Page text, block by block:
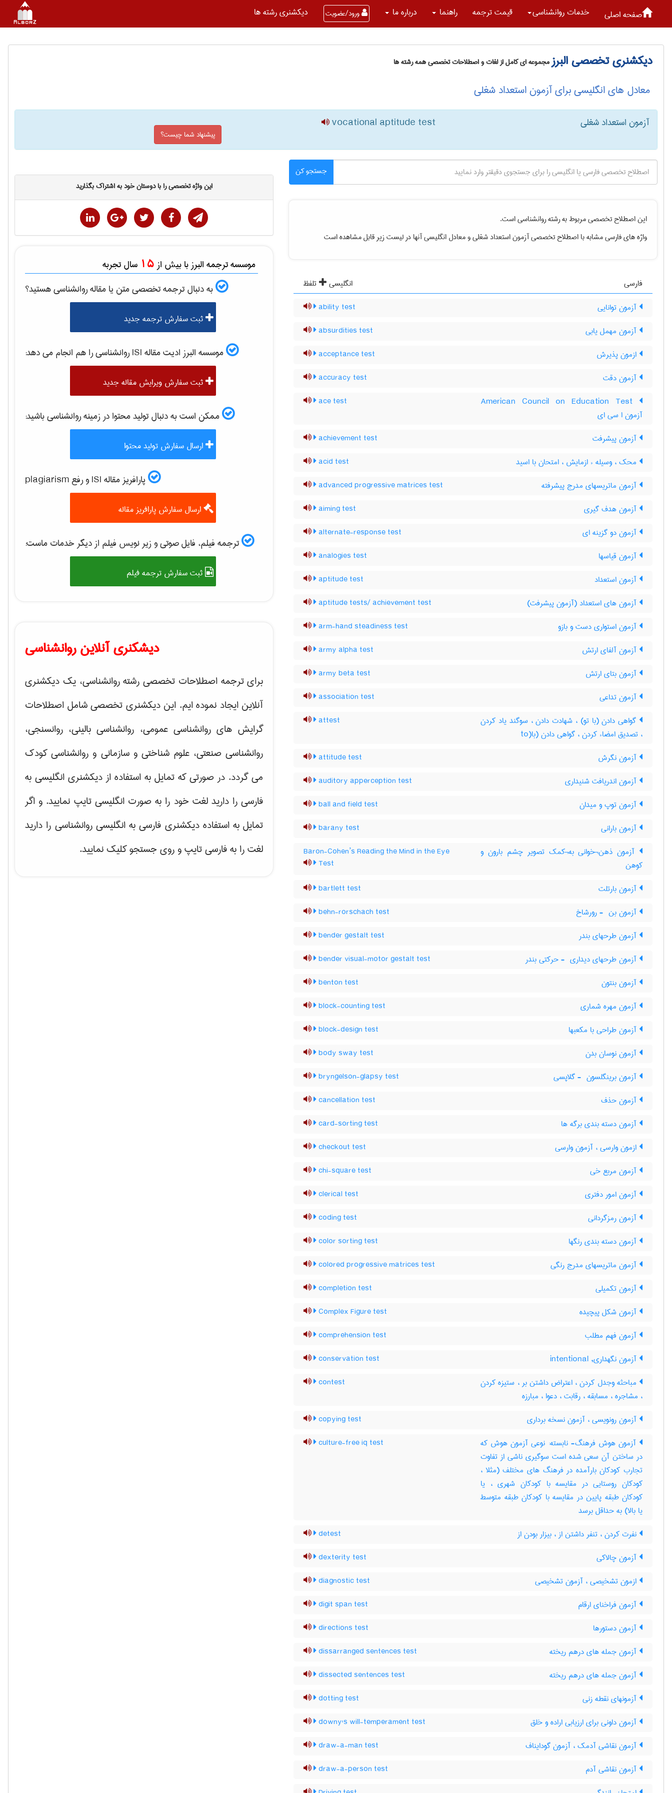
صفحه اصلی خدمات روانشناسی قیمت ترجمه راهنما درباره ما ورود/عضویت دیکشنری رشته ها
دیکشنری تخصصی البرزمجموعه ای کامل از لغات و اصطلاحات تخصصی همه رشته ها
معادل های انگلیسی برای آزمون استعداد شغلی
آزمون استعداد شغلی vocational aptitude test
پیشنهاد شما چیست؟
جستجو کن
این اصطلاح تخصصی مربوط به رشتهروانشناسیاست.
واژه های فارسی مشابه با اصطلاح تخصصیآزمون استعداد شغلیو معادل انگلیسی آنها در لیست زیر قابل مشاهده است
فارسی انگلیسی
تلفظ
آزمون توانایی
ability test
آزمون مهمل یابی absurdities test
ازمون پذیرش acceptance test
آزمون دقت accuracy test
‎American Council on Education Test
آزمون ا سی ای
ace test
آزمون پيشرفت achievement test
محک ، وسیله ء ازمایش ، امتحان با اسید acid test
آزمون ماتریسهای مدرج پیشرفته advanced progressive matrices test
آزمون هدف گیری aiming test
آزمون دو گزینه ای alternate-response test
آزمون قیاسها analogies test
آزمون استعداد aptitude test
آزمون های استعداد (آزمون پیشرفت) aptitude tests/ achievement test
آزمون استواری دست و بازو arm-hand steadiness test
آزمون آلفای ارتش army alpha test
آزمون بتای ارتش army beta test
آزمون تداعی association test
گواهی دادن (با تو) ، شهادت دادن ، سوگند یاد کردن
، تصدیق امضاء کردن ، گواهی دادن (با(to
attest
آزمون نگرش attitude test
آزمون اندریافت شنیداری auditory apperception test
آزمون توپ و میدان ball and field test
آزمون بارانی barany test
آزمون ذهن¬خوانی به¬کمک تصویر چشم بارون و
کوهن
Baron-Cohen’s Reading the Mind in the Eye
Test
آزمون بارتلت bartlett test
آزمون بن ‎ - رورشاخ behn-rorschach test
آزمون طرحهای بندر bender gestalt test
آزمون طرحهای دیداری ‎ - حرکتی بندر bender visual-motor gestalt test
آزمون بنتون benton test
آزمون مهره شماری block-counting test
آزمون طراحی با مکعبها block-design test
آزمون نوسان بدن body sway test
آزمون برینگلسون ‎ - گلاپسی bryngelson-glapsy test
آزمون حذف cancellation test
آزمون دسته بندی برگه ها card-sorting test
ازمون وارسی ، آزمون وارسی checkout test
آزمون مربع خی chi-square test
آزمون امور دفتری clerical test
آزمون رمزگردانی coding test
آزمون دسته بندی رنگها color sorting test
آزمون ماتریسهای مدرج رنگی colored progressive matrices test
آزمون تکمیلی completion test
آزمون شكل پيچيده Complex Figure test
آزمون فهم مطلب comprehension test
آزمون نگهداری, intentional conservation test
مباحثه وجدل کردن ، اعتراض داشتن بر ، ستیزه کردن
، مشاجره ، مسابقه ، رقابت ، دعوا ، مبارزه
contest
آزمون رونویسی ، آزمون نسخه برداری copying test
آزمون هوش فرهنگ- نابسته: نوعی آزمون هوش که
در ساختن آن سعی شده است سوگیری ناشی از تفاوت
تجارب کودکان بارآمده در فرهنگ های مختلف (مثلا ،
کودکان روستایی در مقایسه با کودکان شهری ، یا
کودکان طبقه پایین در مقایسه با کودکان طبقه متوسط
یا بالا) به حداقل برسد
culture-free iq test
نفرت کردن ، تنفر داشتن از ، بیزار بودن از detest
آزمون چالاکی dexterity test
ازمون تشخیصی ، آزمون تشخیصی diagnostic test
آزمون فراخنای ارقام digit span test
آزمون دستورها directions test
آزمون جمله های درهم ریخته dissarranged sentences test
آزمون جمله های درهم ریخته dissected sentences test
آزمونهای نقطه زنی dotting test
آزمون داونی برای ارزیابی اراده و خلق downy's will-temperament test
آزمون نقاشی آدمک ، آزمون گودایناف draw-a-man test
آزمون نقاشی آدم draw-a-person test
این واژه تخصصی را با دوستان خود به اشتراک بگذارید
موسسه ترجمه البرز با بیش از 15 سال تجربه
به دنبال ترجمه تخصصی متن یا مقالهروانشناسیهستید؟
ثبت سفارش ترجمه جدید
موسسه البرز ادیت مقاله ISI روانشناسیرا هم انجام می دهد:
ثبت سفارش ویرایش مقاله جدید
ممکن است به دنبال تولید محتوا در زمینهروانشناسیباشید:
ارسال سفارش تولید محتوا
پارافریز مقاله ISI و رفع plagiarism
ارسال سفارش پارافریز مقاله
ترجمه فیلم، فایل صوتی و زیر نویس فیلم از دیگر خدمات ماست:
ثبت سفارش ترجمه فیلم
دیشکنری آنلاین روانشناسی
برای ترجمه اصطلاحات تخصصی رشته روانشناسی، یک دیکشنری
آنلاین ایجاد نموده ایم. این دیکشنری تخصصی شامل اصطلاحات
گرایش هایروانشناسی عمومی، روانشناسی بالینی، روانسنجی،
روانشناسی صنعتی، علوم شناختی و سازمانی و روانشناسی کودک
می گردد. در صورتی که تمایل به استفاده از دیکشنری انگلیسی به
فارسی را دارید لغت خود را به صورت انگلیسی تایپ نمایید. و اگر
تمایل به استفاده دیکشنری فارسی به انگلیسی روانشناسی را دارید
لغت را به فارسی تایپ و روی جستجو کلیک نمایید.